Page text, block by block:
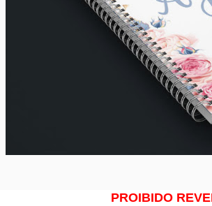
PROIBIDO